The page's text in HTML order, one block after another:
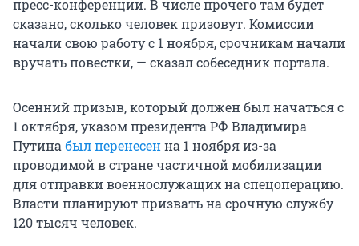
пресс-конференции. В числе прочего там будет
сказано, сколько человек призовут. Комиссии
начали свою работу с 1 ноября, срочникам начали
вручать повестки, — сказал собеседник портала.
Осенний призыв, который должен был начаться с
1 октября, указом президента РФ Владимира
Путинабыл перенесенна 1 ноября из-за
проводимой в стране частичной мобилизации
для отправки военнослужащих на спецоперацию.
Власти планируют призвать на срочную службу
120 тысяч человек.